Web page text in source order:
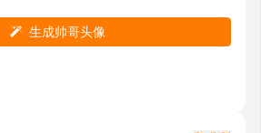
生成帅哥头像